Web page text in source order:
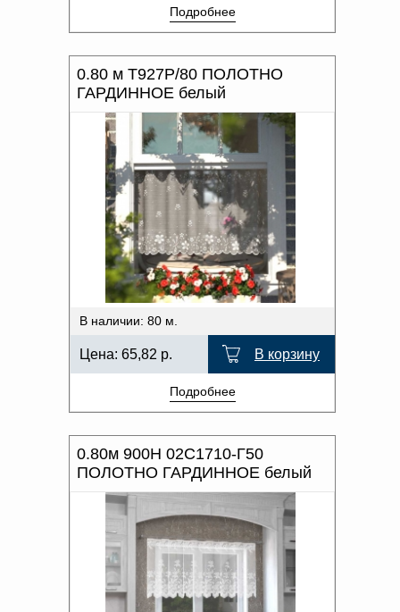
Подробнее
0.80 м Т927Р/80 ПОЛОТНО
ГАРДИННОЕ белый
В наличии: 80 м.
Цена: 65,82 р. В корзину
Подробнее
0.80м 900Н 02С1710-Г50
ПОЛОТНО ГАРДИННОЕ белый